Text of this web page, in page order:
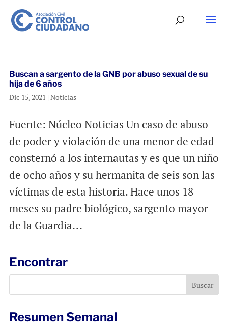
Buscan a sargento de la GNB por abuso sexual de su
hija de 6 años
Dic 15, 2021 | Noticias
Fuente: Núcleo Noticias Un caso de abuso
de poder y violación de una menor de edad
consternó a los internautas y es que un niño
de ocho años y su hermanita de seis son las
víctimas de esta historia. Hace unos 18
meses su padre biológico, sargento mayor
de la Guardia...
Encontrar
Resumen Semanal